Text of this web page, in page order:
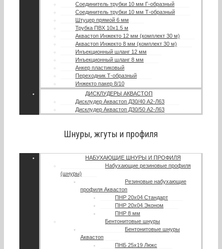
Соединитель трубки 10 мм Г-образный
Соединитель трубки 10 мм Т-образный
Штуцер прямой 6 мм
Трубка ПВХ 10х1.5 м
Аквастоп Инжекто 12 мм (комплект 30 м)
Аквастоп Инжекто 8 мм (комплект 30 м)
Инъекционный шланг 12 мм
Инъекционный шланг 8 мм
Анкер пластиковый
Переходник Т-образный
Инжекто пакер 8/10
ДИСКЛУДЕРЫ АКВАСТОП
Дисклудер Аквастоп Д30/40 А2-Л63
Дисклудер Аквастоп Д30/50 А2-Л63
Шнуры, жгуты и профиля
НАБУХАЮЩИЕ ШНУРЫ И ПРОФИЛЯ
Набухающие резиновые профиля
(шнуры)
Резиновые набухающие
профиля Аквастоп
ПНР 20х04 Стандарт
ПНР 20х04 Эконом
ПНР 8 мм
Бентонитовые шнуры
Бентонитовые шнуры
Аквастоп
ПНБ 25х19 Люкс